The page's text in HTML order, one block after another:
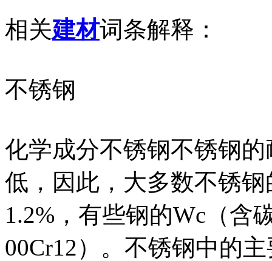
相关建材词条解释：
不锈钢
化学成分不锈钢不锈钢
低，因此，大多数不锈
1.2%，有些钢的Wc（含
00Cr12）。不锈钢中的